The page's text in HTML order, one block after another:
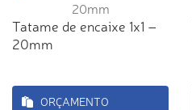
Tatame de encaixe 1x1 –
20mm
ORÇAMENTO